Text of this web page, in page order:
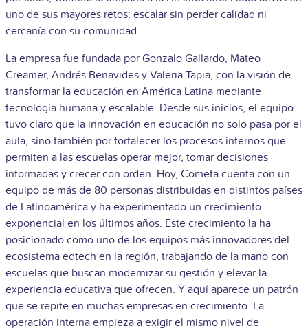
uno de sus mayores retos: escalar sin perder calidad ni
cercanía con su comunidad.
La empresa fue fundada por Gonzalo Gallardo, Mateo
Creamer, Andrés Benavides y Valeria Tapia, con la visión de
transformar la educación en América Latina mediante
tecnología humana y escalable. Desde sus inicios, el equipo
tuvo claro que la innovación en educación no solo pasa por el
aula, sino también por fortalecer los procesos internos que
permiten a las escuelas operar mejor, tomar decisiones
informadas y crecer con orden. Hoy, Cometa cuenta con un
equipo de más de 80 personas distribuidas en distintos países
de Latinoamérica y ha experimentado un crecimiento
exponencial en los últimos años. Este crecimiento la ha
posicionado como uno de los equipos más innovadores del
ecosistema edtech en la región, trabajando de la mano con
escuelas que buscan modernizar su gestión y elevar la
experiencia educativa que ofrecen. Y aquí aparece un patrón
que se repite en muchas empresas en crecimiento. La
operación interna empieza a exigir el mismo nivel de